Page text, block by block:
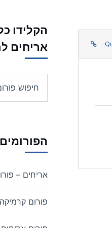
הקלידו
אריחים
אריחים –
פורום קרמיקה